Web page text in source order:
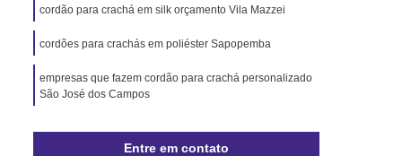
de Segurança Rio Grande do Sul
Crachá Santa Catarina
para Crachá Rio Grande do Sul
Santa Catarina
Gerais
Crachá
Crachá com Chip
cordão para crachá em silk orçamento Vila Mazzei
cordões para crachás em poliéster Sapopemba
empresas que fazem cordão para crachá personalizado
São José dos Campos
Entre em contato